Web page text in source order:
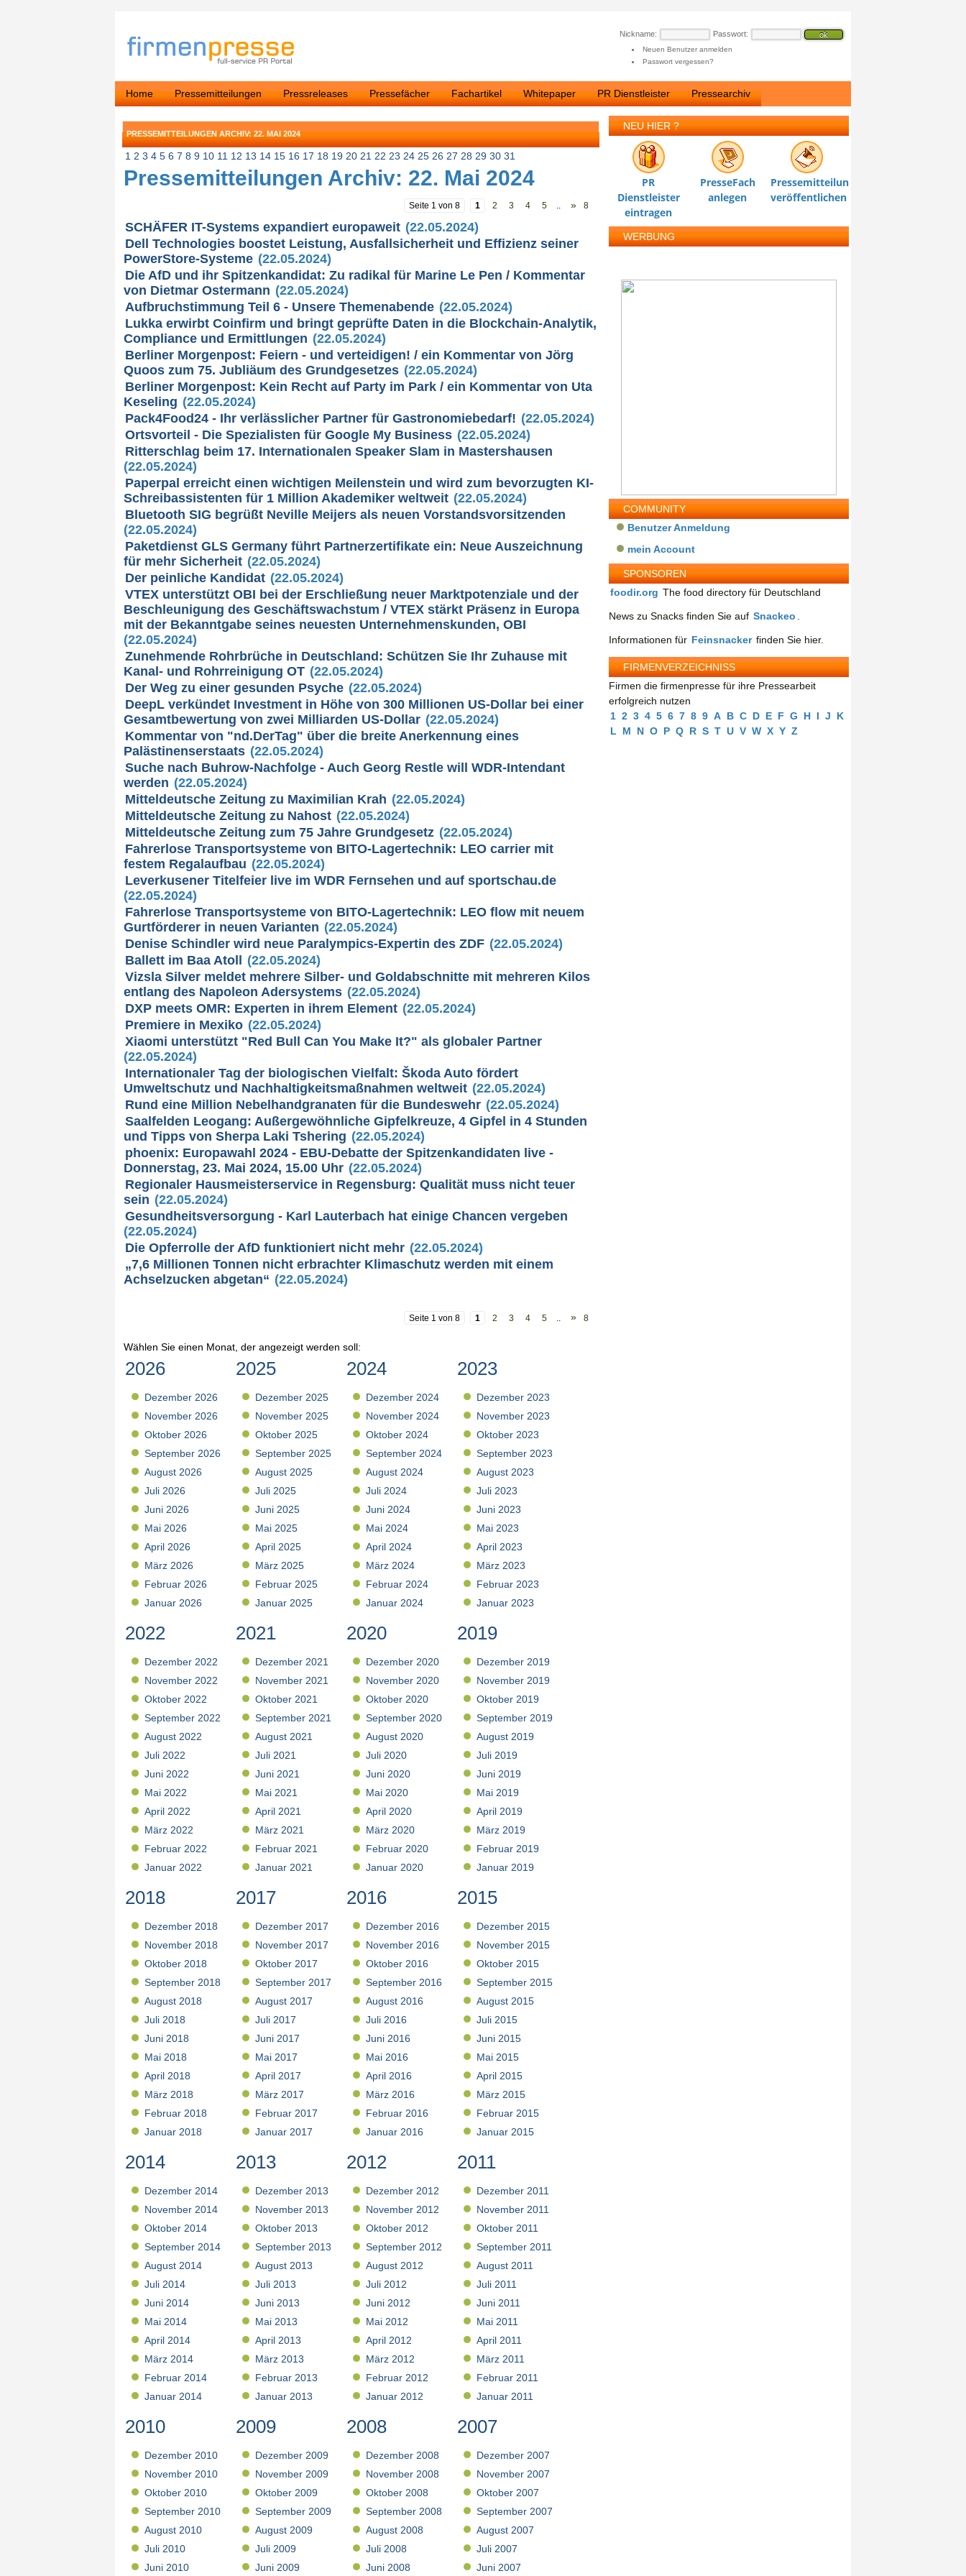
Nickname: Passwort:
Neuen Benutzer anmelden
Passwort vergessen?
Home Pressemitteilungen Pressreleases Pressefächer Fachartikel Whitepaper PR Dienstleister Pressearchiv
PRESSEMITTEILUNGEN ARCHIV: 22. MAI 2024
1 2 3 4 5 6 7 8 9 10 11 12 13 14 15 16 17 18 19 20 21 22 23 24 25 26 27 28 29 30 31
Pressemitteilungen Archiv: 22. Mai 2024
Seite 1 von 8 1 2 3 4 5 » 8
SCHÄFER IT-Systems expandiert europaweit (22.05.2024)
Dell Technologies boostet Leistung, Ausfallsicherheit und Effizienz seiner
PowerStore-Systeme (22.05.2024)
Die AfD und ihr Spitzenkandidat: Zu radikal für Marine Le Pen / Kommentar
von Dietmar Ostermann (22.05.2024)
Aufbruchstimmung Teil 6 - Unsere Themenabende (22.05.2024)
Lukka erwirbt Coinfirm und bringt geprüfte Daten in die Blockchain-Analytik,
Compliance und Ermittlungen (22.05.2024)
Berliner Morgenpost: Feiern - und verteidigen! / ein Kommentar von Jörg
Quoos zum 75. Jubliäum des Grundgesetzes (22.05.2024)
Berliner Morgenpost: Kein Recht auf Party im Park / ein Kommentar von Uta
Keseling (22.05.2024)
Pack4Food24 - Ihr verlässlicher Partner für Gastronomiebedarf! (22.05.2024)
Ortsvorteil - Die Spezialisten für Google My Business (22.05.2024)
Ritterschlag beim 17. Internationalen Speaker Slam in Mastershausen
(22.05.2024)
Paperpal erreicht einen wichtigen Meilenstein und wird zum bevorzugten KI-
Schreibassistenten für 1 Million Akademiker weltweit (22.05.2024)
Bluetooth SIG begrüßt Neville Meijers als neuen Vorstandsvorsitzenden
(22.05.2024)
Paketdienst GLS Germany führt Partnerzertifikate ein: Neue Auszeichnung
für mehr Sicherheit (22.05.2024)
Der peinliche Kandidat (22.05.2024)
VTEX unterstützt OBI bei der Erschließung neuer Marktpotenziale und der
Beschleunigung des Geschäftswachstum / VTEX stärkt Präsenz in Europa
mit der Bekanntgabe seines neuesten Unternehmenskunden, OBI
(22.05.2024)
Zunehmende Rohrbrüche in Deutschland: Schützen Sie Ihr Zuhause mit
Kanal- und Rohrreinigung OT (22.05.2024)
Der Weg zu einer gesunden Psyche (22.05.2024)
DeepL verkündet Investment in Höhe von 300 Millionen US-Dollar bei einer
Gesamtbewertung von zwei Milliarden US-Dollar (22.05.2024)
Kommentar von "nd.DerTag" über die breite Anerkennung eines
Palästinenserstaats (22.05.2024)
Suche nach Buhrow-Nachfolge - Auch Georg Restle will WDR-Intendant
werden (22.05.2024)
Mitteldeutsche Zeitung zu Maximilian Krah (22.05.2024)
Mitteldeutsche Zeitung zu Nahost (22.05.2024)
Mitteldeutsche Zeitung zum 75 Jahre Grundgesetz (22.05.2024)
Fahrerlose Transportsysteme von BITO-Lagertechnik: LEO carrier mit
festem Regalaufbau (22.05.2024)
Leverkusener Titelfeier live im WDR Fernsehen und auf sportschau.de
(22.05.2024)
Fahrerlose Transportsysteme von BITO-Lagertechnik: LEO flow mit neuem
Gurtförderer in neuen Varianten (22.05.2024)
Denise Schindler wird neue Paralympics-Expertin des ZDF (22.05.2024)
Ballett im Baa Atoll (22.05.2024)
Vizsla Silver meldet mehrere Silber- und Goldabschnitte mit mehreren Kilos
entlang des Napoleon Adersystems (22.05.2024)
DXP meets OMR: Experten in ihrem Element (22.05.2024)
Premiere in Mexiko (22.05.2024)
Xiaomi unterstützt "Red Bull Can You Make It?" als globaler Partner
(22.05.2024)
Internationaler Tag der biologischen Vielfalt: Škoda Auto fördert
Umweltschutz und Nachhaltigkeitsmaßnahmen weltweit (22.05.2024)
Rund eine Million Nebelhandgranaten für die Bundeswehr (22.05.2024)
Saalfelden Leogang: Außergewöhnliche Gipfelkreuze, 4 Gipfel in 4 Stunden
und Tipps von Sherpa Laki Tshering (22.05.2024)
phoenix: Europawahl 2024 - EBU-Debatte der Spitzenkandidaten live -
Donnerstag, 23. Mai 2024, 15.00 Uhr (22.05.2024)
Regionaler Hausmeisterservice in Regensburg: Qualität muss nicht teuer
sein (22.05.2024)
Gesundheitsversorgung - Karl Lauterbach hat einige Chancen vergeben
(22.05.2024)
Die Opferrolle der AfD funktioniert nicht mehr (22.05.2024)
„7,6 Millionen Tonnen nicht erbrachter Klimaschutz werden mit einem
Achselzucken abgetan“ (22.05.2024)
Seite 1 von 8 1 2 3 4 5 » 8
Wählen Sie einen Monat, der angezeigt werden soll:
2026
Dezember 2026
November 2026
Oktober 2026
September 2026
August 2026
Juli 2026
Juni 2026
Mai 2026
April 2026
März 2026
Februar 2026
Januar 2026
2025
Dezember 2025
November 2025
Oktober 2025
September 2025
August 2025
Juli 2025
Juni 2025
Mai 2025
April 2025
März 2025
Februar 2025
Januar 2025
2024
Dezember 2024
November 2024
Oktober 2024
September 2024
August 2024
Juli 2024
Juni 2024
Mai 2024
April 2024
März 2024
Februar 2024
Januar 2024
2023
Dezember 2023
November 2023
Oktober 2023
September 2023
August 2023
Juli 2023
Juni 2023
Mai 2023
April 2023
März 2023
Februar 2023
Januar 2023
2022
Dezember 2022
November 2022
Oktober 2022
September 2022
August 2022
Juli 2022
Juni 2022
Mai 2022
April 2022
März 2022
Februar 2022
Januar 2022
2021
Dezember 2021
November 2021
Oktober 2021
September 2021
August 2021
Juli 2021
Juni 2021
Mai 2021
April 2021
März 2021
Februar 2021
Januar 2021
2020
Dezember 2020
November 2020
Oktober 2020
September 2020
August 2020
Juli 2020
Juni 2020
Mai 2020
April 2020
März 2020
Februar 2020
Januar 2020
2019
Dezember 2019
November 2019
Oktober 2019
September 2019
August 2019
Juli 2019
Juni 2019
Mai 2019
April 2019
März 2019
Februar 2019
Januar 2019
2018
Dezember 2018
November 2018
Oktober 2018
September 2018
August 2018
Juli 2018
Juni 2018
Mai 2018
April 2018
März 2018
Februar 2018
Januar 2018
2017
Dezember 2017
November 2017
Oktober 2017
September 2017
August 2017
Juli 2017
Juni 2017
Mai 2017
April 2017
März 2017
Februar 2017
Januar 2017
2016
Dezember 2016
November 2016
Oktober 2016
September 2016
August 2016
Juli 2016
Juni 2016
Mai 2016
April 2016
März 2016
Februar 2016
Januar 2016
2015
Dezember 2015
November 2015
Oktober 2015
September 2015
August 2015
Juli 2015
Juni 2015
Mai 2015
April 2015
März 2015
Februar 2015
Januar 2015
2014
Dezember 2014
November 2014
Oktober 2014
September 2014
August 2014
Juli 2014
Juni 2014
Mai 2014
April 2014
März 2014
Februar 2014
Januar 2014
2013
Dezember 2013
November 2013
Oktober 2013
September 2013
August 2013
Juli 2013
Juni 2013
Mai 2013
April 2013
März 2013
Februar 2013
Januar 2013
2012
Dezember 2012
November 2012
Oktober 2012
September 2012
August 2012
Juli 2012
Juni 2012
Mai 2012
April 2012
März 2012
Februar 2012
Januar 2012
2011
Dezember 2011
November 2011
Oktober 2011
September 2011
August 2011
Juli 2011
Juni 2011
Mai 2011
April 2011
März 2011
Februar 2011
Januar 2011
2010
Dezember 2010
November 2010
Oktober 2010
September 2010
August 2010
Juli 2010
Juni 2010
2009
Dezember 2009
November 2009
Oktober 2009
September 2009
August 2009
Juli 2009
Juni 2009
2008
Dezember 2008
November 2008
Oktober 2008
September 2008
August 2008
Juli 2008
Juni 2008
2007
Dezember 2007
November 2007
Oktober 2007
September 2007
August 2007
Juli 2007
Juni 2007
NEU HIER ?
PR
Dienstleister
eintragen
PresseFach
anlegen
Pressemitteilung
veröffentlichen
WERBUNG
COMMUNITY
Benutzer Anmeldung
mein Account
SPONSOREN
foodir.org The food directory für Deutschland
News zu Snacks finden Sie auf Snackeo
Informationen für Feinsnacker finden Sie hier.
FIRMENVERZEICHNISS
Firmen die firmenpresse für ihre Pressearbeit
erfolgreich nutzen
1 2 3 4 5 6 7 8 9 A B C D E F G H I J
K
L
M N O P Q R S T U V W X Y Z